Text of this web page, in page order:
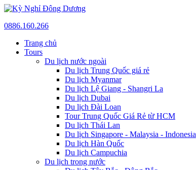
0886.160.266
Trang chủ
Tours
Du lịch nước ngoài
Du lịch Trung Quốc giá rẻ
Du lịch Myanmar
Du lịch Lệ Giang - Shangri La
Du lịch Dubai
Du lịch Đài Loan
Tour Trung Quốc Giá Rẻ từ HCM
Du lịch Thái Lan
Du lịch Singapore - Malaysia - Indonesia
Du lịch Hàn Quốc
Du lịch Campuchia
Du lịch trong nước